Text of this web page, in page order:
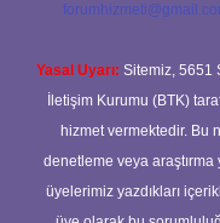
Yasal Uyarı: Sitemiz, 5651
İletişim Kurumu (BTK)
hizmet vermektedir. Bu
denetleme veya
üyelerimiz yazdıkları